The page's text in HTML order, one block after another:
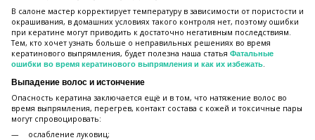
В салоне мастер корректирует температуру в зависимости от пористости и
окрашивания, в домашних условиях такого контроля нет, поэтому ошибки
при кератине могут приводить к достаточно негативным последствиям.
Тем, кто хочет узнать больше о неправильных решениях во время
кератинового выпрямления, будет полезна наша статья Фатальные
ошибки во время кератинового выпрямления и как их избежать.
Выпадение волос и истончение
Опасность кератина заключается ещё и в том, что натяжение волос во
время выпрямления, перегрев, контакт состава с кожей и токсичные пары
могут спровоцировать:
ослабление луковиц;